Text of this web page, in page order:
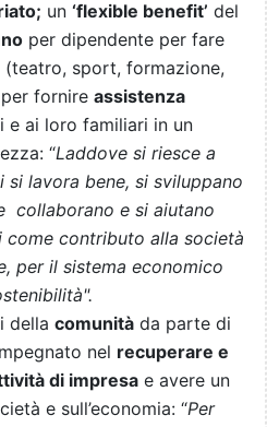
un ‘flexible benefit’ del
per dipendente per fare
sport, formazione,
fornire assistenza
e ai loro familiari in un
“Laddove si riesce a
si lavora bene, si sviluppano
collaborano e si aiutano
contributo alla società
per il sistema economico
della comunità da parte di
nel recuperare e
di impresa e avere un
e sull’economia: “Per